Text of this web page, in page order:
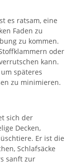
es ratsam, eine
Faden zu
zu kommen.
oder
kann.
späteres
zu minimieren.
sich der
Decken,
Er ist die
Schlafsäcke
sanft zur